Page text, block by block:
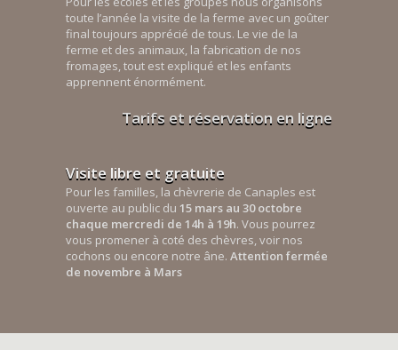
toute l’année la visite de la ferme avec un goûter
final toujours apprécié de tous. Le vie de la
ferme et des animaux, la fabrication de nos
fromages, tout est expliqué et les enfants
apprennent énormément.
Tarifs et réservation en ligne
Visite libre et gratuite
Pour les familles, la chèvrerie de Canaples est
ouverte au public du 15 mars au 30 octobre
chaque mercredi de 14h à 19h. Vous pourrez
vous promener à coté des chèvres, voir nos
cochons ou encore notre âne. Attention fermée
de novembre à Mars